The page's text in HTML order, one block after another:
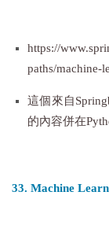
https://
paths/machine-
這個來自
的內容併在
33. Machine